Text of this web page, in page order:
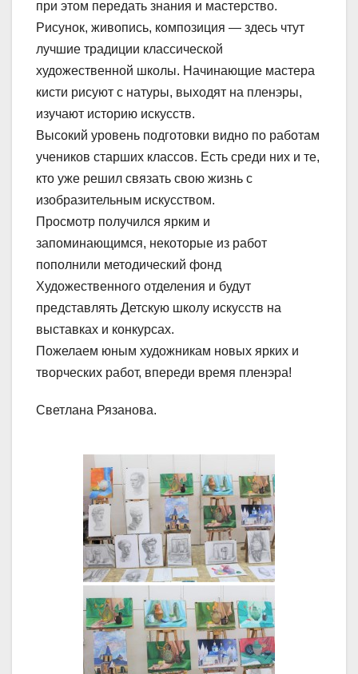
при этом передать знания и мастерство.
Рисунок, живопись, композиция — здесь чтут
лучшие традиции классической
художественной школы. Начинающие мастера
кисти рисуют с натуры, выходят на пленэры,
изучают историю искусств.
Высокий уровень подготовки видно по работам
учеников старших классов. Есть среди них и те,
кто уже решил связать свою жизнь с
изобразительным искусством.
Просмотр получился ярким и
запоминающимся, некоторые из работ
пополнили методический фонд
Художественного отделения и будут
представлять Детскую школу искусств на
выставках и конкурсах.
Пожелаем юным художникам новых ярких и
творческих работ, впереди время пленэра!
Светлана Рязанова.